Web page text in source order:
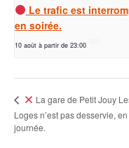
Le trafic est
en soirée.
10 août à partir de 23:00
La gare de Petit Jouy
Loges n’est pas desservie, en
journée.